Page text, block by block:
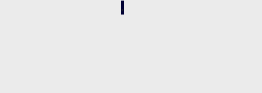
,